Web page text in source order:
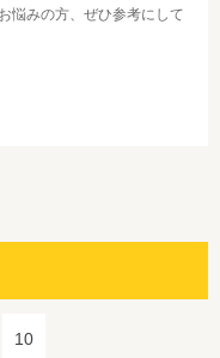
悩みの方、ぜひ参考にして
10